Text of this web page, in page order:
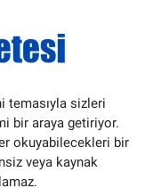
temasıyla sizleri
bir araya getiriyor.
okuyabilecekleri bir
veya kaynak